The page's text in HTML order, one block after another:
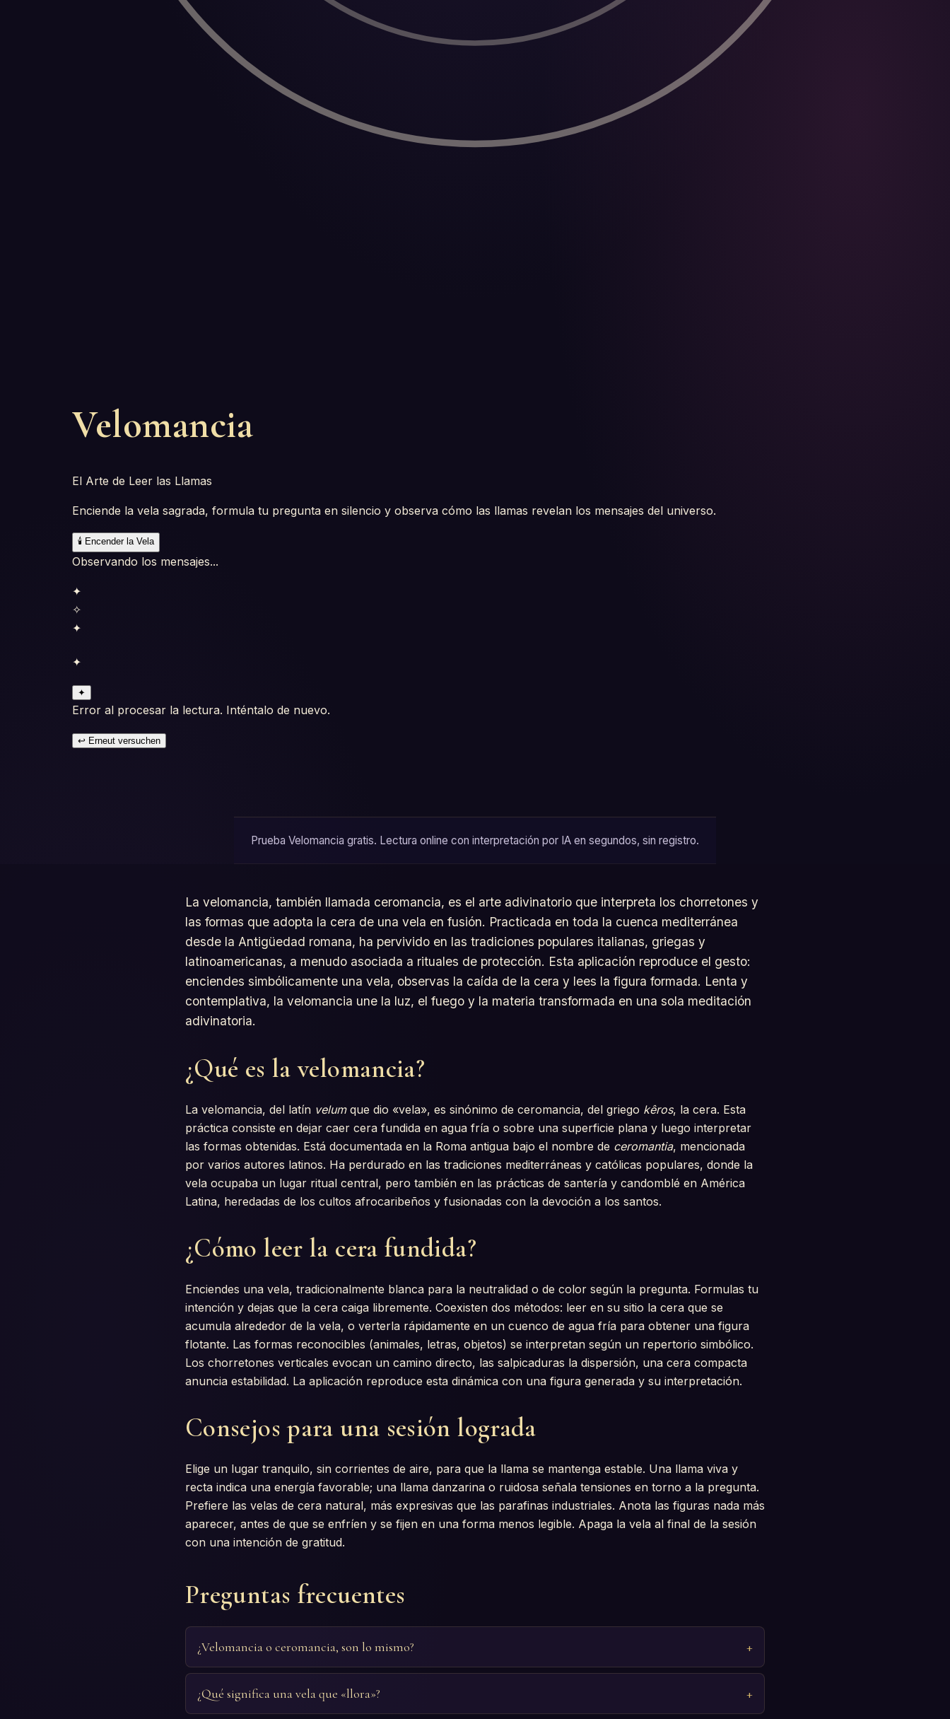
Velomancia
El Arte de Leer las Llamas
Enciende la vela sagrada, formula tu pregunta en silencio y observa cómo las llamas revelan los mensajes del universo.
🕯️ Encender la Vela
Observando los mensajes...
✦
✧
✦
✦
✦
Error al procesar la lectura. Inténtalo de nuevo.
↩ Erneut versuchen
Prueba Velomancia gratis. Lectura online con interpretación por IA en segundos, sin registro.
La velomancia, también llamada ceromancia, es el arte adivinatorio que interpreta los chorretones y
las formas que adopta la cera de una vela en fusión. Practicada en toda la cuenca mediterránea
desde la Antigüedad romana, ha pervivido en las tradiciones populares italianas, griegas y
latinoamericanas, a menudo asociada a rituales de protección. Esta aplicación reproduce el gesto:
enciendes simbólicamente una vela, observas la caída de la cera y lees la figura formada. Lenta y
contemplativa, la velomancia une la luz, el fuego y la materia transformada en una sola meditación
adivinatoria.
¿Qué es la velomancia?
La velomancia, del latín velumque dio «vela», es sinónimo de ceromancia, del griego kêros, la cera. Esta
práctica consiste en dejar caer cera fundida en agua fría o sobre una superficie plana y luego interpretar
las formas obtenidas. Está documentada en la Roma antigua bajo el nombre de ceromantia, mencionada
por varios autores latinos. Ha perdurado en las tradiciones mediterráneas y católicas populares, donde la
vela ocupaba un lugar ritual central, pero también en las prácticas de santería y candomblé en América
Latina, heredadas de los cultos afrocaribeños y fusionadas con la devoción a los santos.
¿Cómo leer la cera fundida?
Enciendes una vela, tradicionalmente blanca para la neutralidad o de color según la pregunta. Formulas tu
intención y dejas que la cera caiga libremente. Coexisten dos métodos: leer en su sitio la cera que se
acumula alrededor de la vela, o verterla rápidamente en un cuenco de agua fría para obtener una figura
flotante. Las formas reconocibles (animales, letras, objetos) se interpretan según un repertorio simbólico.
Los chorretones verticales evocan un camino directo, las salpicaduras la dispersión, una cera compacta
anuncia estabilidad. La aplicación reproduce esta dinámica con una figura generada y su interpretación.
Consejos para una sesión lograda
Elige un lugar tranquilo, sin corrientes de aire, para que la llama se mantenga estable. Una llama viva y
recta indica una energía favorable; una llama danzarina o ruidosa señala tensiones en torno a la pregunta.
Prefiere las velas de cera natural, más expresivas que las parafinas industriales. Anota las figuras nada más
aparecer, antes de que se enfríen y se fijen en una forma menos legible. Apaga la vela al final de la sesión
con una intención de gratitud.
Preguntas frecuentes
¿Velomancia o ceromancia, son lo mismo?
¿Qué significa una vela que «llora»?